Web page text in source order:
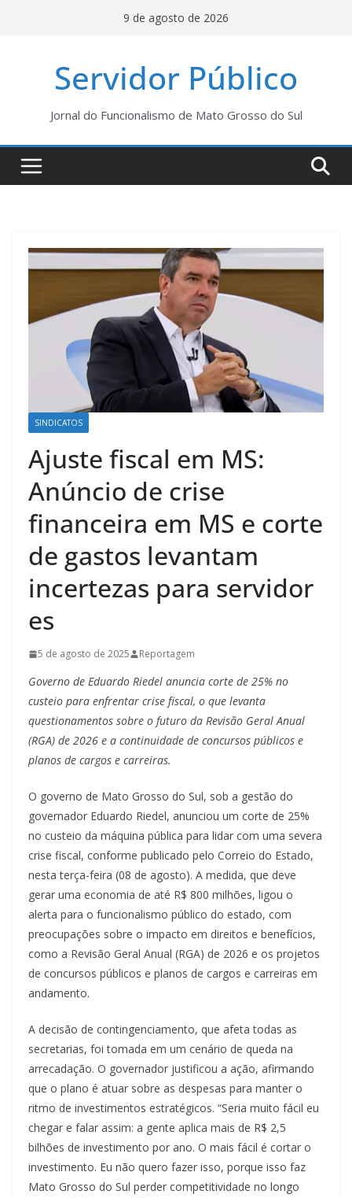
9 de agosto de 2026
Servidor Público
Jornal do Funcionalismo de Mato Grosso do Sul
SINDICATOS
Ajuste fiscal em MS:
Anúncio de crise
financeira em MS e corte
de gastos levantam
incertezas para servidor
es
5 de agosto de 2025 Reportagem
Governo de Eduardo Riedel anuncia corte de 25% no
custeio para enfrentar crise fiscal, o que levanta
questionamentos sobre o futuro da Revisão Geral Anual
(RGA) de 2026 e a continuidade de concursos públicos e
planos de cargos e carreiras.
O governo de Mato Grosso do Sul, sob a gestão do
governador Eduardo Riedel, anunciou um corte de 25%
no custeio da máquina pública para lidar com uma severa
crise fiscal, conforme publicado pelo Correio do Estado,
nesta terça-feira (08 de agosto). A medida, que deve
gerar uma economia de até R$ 800 milhões, ligou o
alerta para o funcionalismo público do estado, com
preocupações sobre o impacto em direitos e benefícios,
como a Revisão Geral Anual (RGA) de 2026 e os projetos
de concursos públicos e planos de cargos e carreiras em
andamento.
A decisão de contingenciamento, que afeta todas as
secretarias, foi tomada em um cenário de queda na
arrecadação. O governador justificou a ação, afirmando
que o plano é atuar sobre as despesas para manter o
ritmo de investimentos estratégicos. “Seria muito fácil eu
chegar e falar assim: a gente aplica mais de R$ 2,5
bilhões de investimento por ano. O mais fácil é cortar o
investimento. Eu não quero fazer isso, porque isso faz
Mato Grosso do Sul perder competitividade no longo